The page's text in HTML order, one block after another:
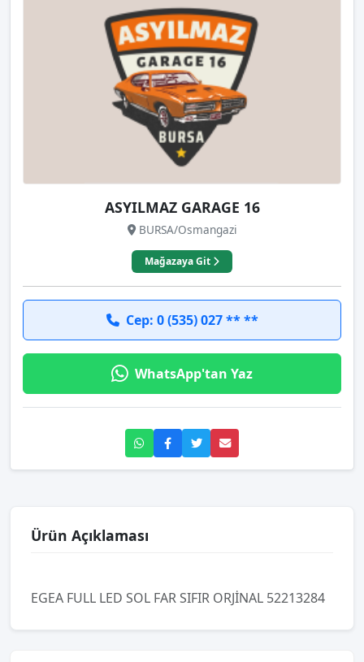
ASYILMAZ GARAGE 16
BURSA/Osmangazi
Mağazaya Git
Cep: 0 (535) 027 ** **
WhatsApp'tan Yaz
Ürün Açıklaması
EGEA FULL LED SOL FAR SIFIR ORJİNAL 52213284